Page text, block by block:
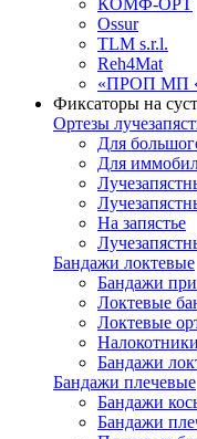
КОМФ-ОРТ
Ossur
TLM s.r.l.
Reh4Mat
«ПРОП МП
Фиксаторы на
Ортезы
Для
Для
На запястье
Бандажи локтевые
Бандажи
Локтевые
Локтевые
Бандажи
Бандажи плечевые
Бандажи
Бандажи